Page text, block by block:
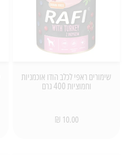
שימורים ראפי לכלב הודו אוכמניות
וחמוציות 400 גרם
10.00 ₪